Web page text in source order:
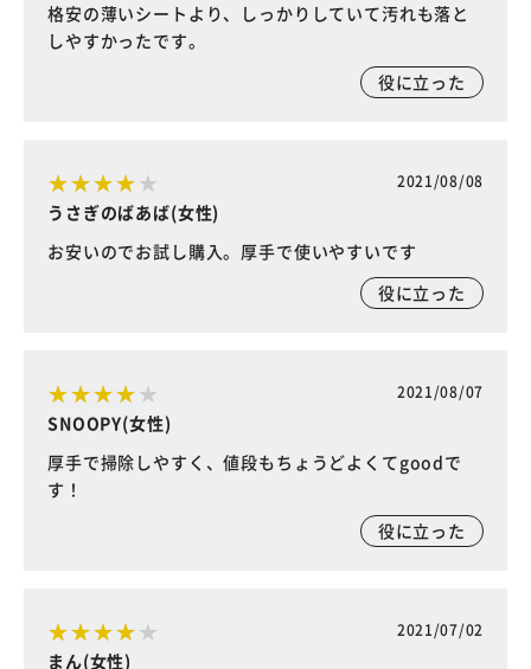
格安の薄いシートより、しっかりしていて汚れも落と
しやすかったです。
役に立った
2021/08/08
うさぎのばあば(女性)
お安いのでお試し購入。厚手で使いやすいです
役に立った
2021/08/07
SNOOPY(女性)
厚手で掃除しやすく、値段もちょうどよくてgoodで
す！
役に立った
2021/07/02
まん(女性)